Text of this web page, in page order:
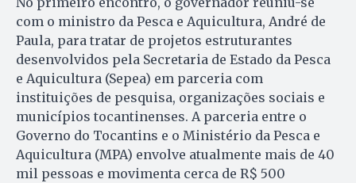
com o ministro da Pesca e Aquicultura, André de
Paula, para tratar de projetos estruturantes
desenvolvidos pela Secretaria de Estado da Pesca
e Aquicultura (Sepea) em parceria com
instituições de pesquisa, organizações sociais e
municípios tocantinenses. A parceria entre o
Governo do Tocantins e o Ministério da Pesca e
Aquicultura (MPA) envolve atualmente mais de 40
mil pessoas e movimenta cerca de R$ 500